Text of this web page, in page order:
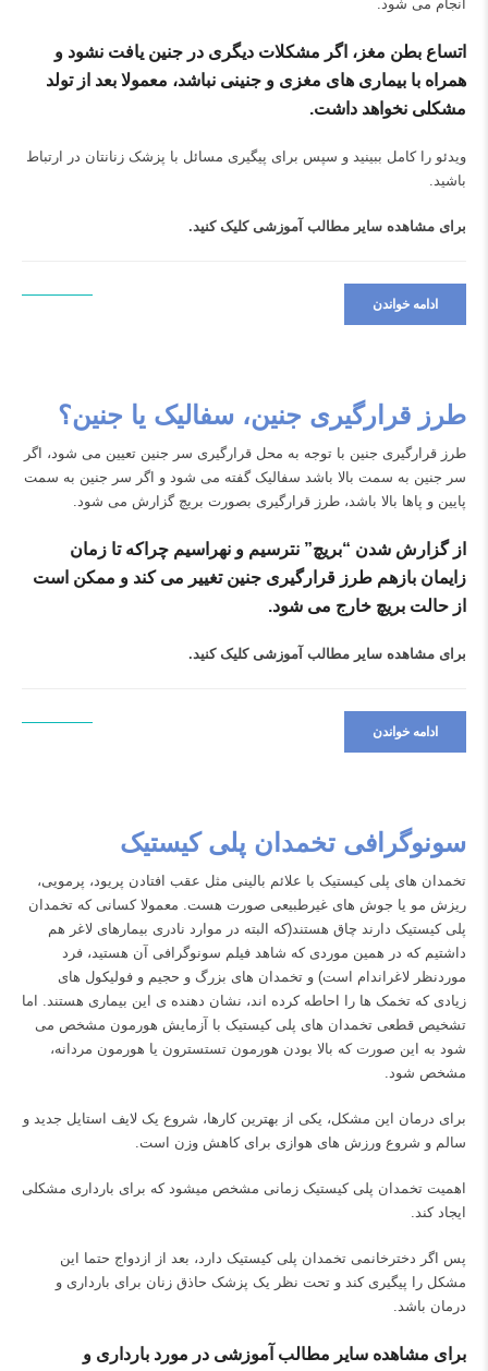
انجام می شود.
اتساع بطن مغز ، اگر مشکلات دیگری در جنین یافت نشود و
همراه با بیماری های مغزی و جنینی نباشد، معمولا بعد از تولد
مشکلی نخواهد داشت.
ویدئو را کامل ببینید و سپس برای پیگیری مسائل با پزشک زنانتان در ارتباط
باشید.
برای مشاهده سایر مطالب آموزشیکلیک کنید.
ادامه خواندن
طرز قرارگیری جنین، سفالیک یا جنین؟
طرز قرارگیری جنین با توجه به محل قرارگیری سر جنین تعیین می شود، اگر
سر جنین به سمت بالا باشد سفالیک گفته می شود و اگر سر جنین به سمت
پایین و پاها بالا باشد، طرز قرارگیری بصورت بریچ گزارش می شود.
از گزارش شدن “بریچ” نترسیم و نهراسیم چراکه تا زمان
زایمان بازهم طرز قرارگیری جنین تغییر می کند و ممکن است
از حالت بریچ خارج می شود.
برای مشاهده سایر مطالب آموزشیکلیک کنید.
ادامه خواندن
سونوگرافی تخمدان پلی کیستیک
تخمدان های پلی کیستیک با علائم بالینی مثل عقب افتادن پریود، پرمویی،
ریزش مو یا جوش های غیرطبیعی صورت هست. معمولا کسانی که تخمدان
پلی کیستیک دارند چاق هستند(که البته در موارد نادری بیمارهای لاغر هم
داشتیم که در همین موردی که شاهد فیلم سونوگرافی آن هستید، فرد
موردنظر لاغراندام است) و تخمدان های بزرگ و حجیم و فولیکول های
زیادی که تخمک ها را احاطه کرده اند، نشان دهنده ی این بیماری هستند. اما
تشخیص قطعی تخمدان های پلی کیستیک با آزمایش هورمون مشخص می
شود به این صورت که بالا بودن هورمون تستسترون یا هورمون مردانه،
مشخص شود.
برای درمان این مشکل، یکی از بهترین کارها، شروع یک لایف استایل جدید و
سالم و شروع ورزش های هوازی برای کاهش وزن است.
اهمیت تخمدان پلی کیستیک زمانی مشخص میشود که برای بارداری مشکلی
ایجاد کند.
پس اگر دخترخانمی تخمدان پلی کیستیک دارد، بعد از ازدواج حتما این
مشکل را پیگیری کند و تحت نظر یک پزشک حاذق زنان برای بارداری و
درمان باشد.
برای مشاهده سایر مطالب آموزشی در مورد بارداری و